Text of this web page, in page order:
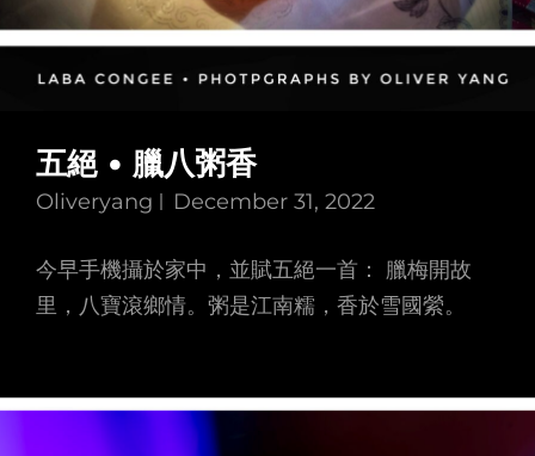
五絕 • 臘八粥香
Oliveryang December 31, 2022
今早手機攝於家中，並賦五絕一首： 臘梅開故
里，八寶滾鄉情。粥是江南糯，香於雪國縈。